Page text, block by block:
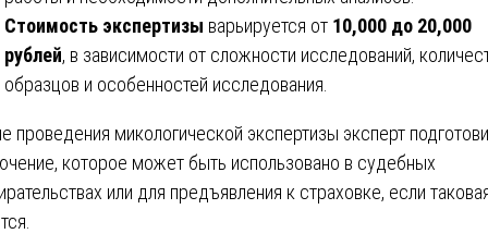
Стоимость экспертизы варьируется от 10,000 до 20,000
рублей, в зависимости от сложности исследований,
образцов и особенностей исследования.
проведения микологической экспертизы эксперт
которое может быть использовано в судебных
или для предъявления к страховке, если